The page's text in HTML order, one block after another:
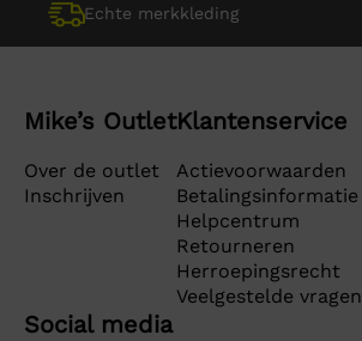
Echte merkkleding
Mike’s Outlet
Over de outlet
Inschrijven
Klantenservice
Actievoorwaarden
Betalingsinformatie
Helpcentrum
Retourneren
Herroepingsrecht
Veelgestelde vragen
Social media